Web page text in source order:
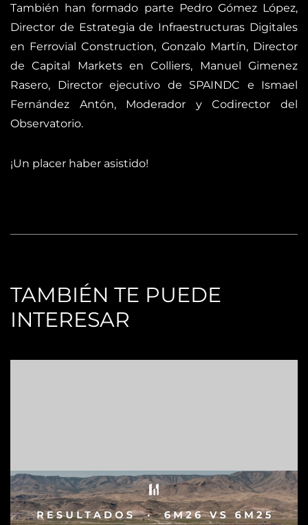
También han formado parte Pedro Gómez López,
Director de Estrategia de Infraestructuras Digitales
en Ferrovial Construction, Gonzalo Martín, Director
de Capital Markets en Colliers, Manuel Gimenez
Rasero, Director ejecutivo de SPAINDC e Ismael
Fernández Antón, Moderador y Codirector del
Observatorio.
¡Un placer haber asistido!
TAMBIÉN TE PUEDE
INTERESAR